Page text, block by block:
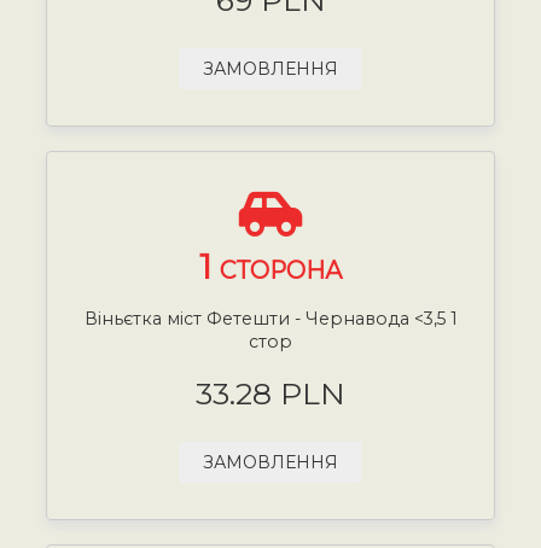
ЗАМОВЛЕННЯ
1 СТОРОНА
Віньєтка міст Фетешти - Чернавода <3,5 1
стор
33.28 PLN
ЗАМОВЛЕННЯ